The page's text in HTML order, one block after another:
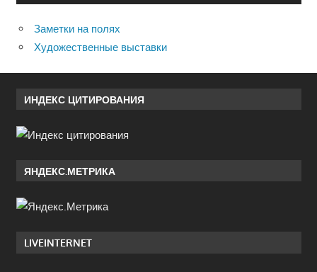
Заметки на полях
Художественные выставки
ИНДЕКС ЦИТИРОВАНИЯ
ЯНДЕКС.МЕТРИКА
LIVEINTERNET